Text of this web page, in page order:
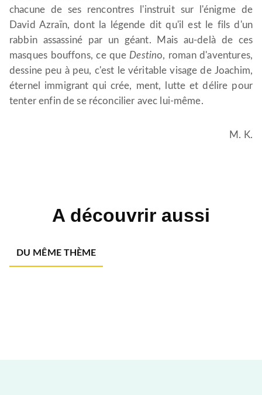
chacune de ses rencontres l'instruit sur l'énigme de
David Azraïn, dont la légende dit qu'il est le fils d'un
rabbin assassiné par un géant. Mais au-delà de ces
masques bouffons, ce que Destino, roman d'aventures,
dessine peu à peu, c'est le véritable visage de Joachim,
éternel immigrant qui crée, ment, lutte et délire pour
tenter enfin de se réconcilier avec lui-même.
M. K.
A découvrir aussi
DU MÊME THÈME